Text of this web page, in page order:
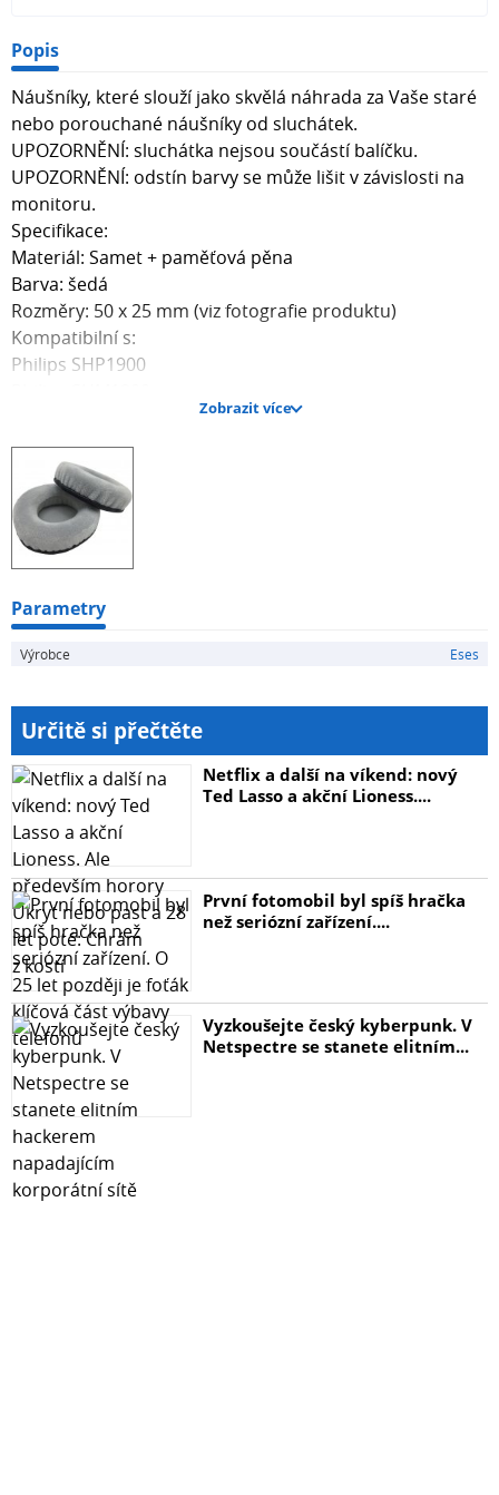
Popis
Náušníky, které slouží jako skvělá náhrada za Vaše staré
nebo porouchané náušníky od sluchátek.
UPOZORNĚNÍ: sluchátka nejsou součástí balíčku.
UPOZORNĚNÍ: odstín barvy se může lišit v závislosti na
monitoru.
Specifikace:
Materiál: Samet + paměťová pěna
Barva: šedá
Rozměry: 50 x 25 mm (viz fotografie produktu)
Kompatibilní s:
Philips SHP1900
Balíček obsahuje jeden pár náušníků.
Zobrazit více
Parametry
Výrobce Eses
Určitě si přečtěte
Netflix a další na víkend: nový
Ted Lasso a akční Lioness....
První fotomobil byl spíš hračka
než seriózní zařízení....
Vyzkoušejte český kyberpunk. V
Netspectre se stanete elitním...